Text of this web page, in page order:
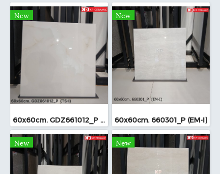
New
60x60cm. GDZ661012_P (TS-I)
New
60x60cm. 660301_P (EM-I)
New New